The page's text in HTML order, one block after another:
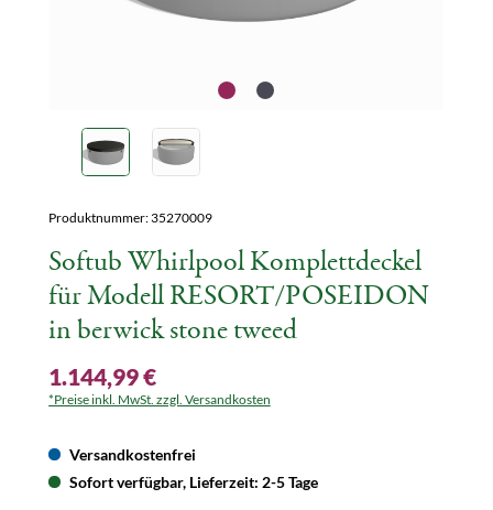
Produktnummer:35270009
Softub Whirlpool Komplettdeckel
für Modell RESORT/POSEIDON
in berwick stone tweed
1.144,99 €
*Preise inkl. MwSt. zzgl. Versandkosten
Versandkostenfrei
Sofort verfügbar, Lieferzeit: 2-5 Tage